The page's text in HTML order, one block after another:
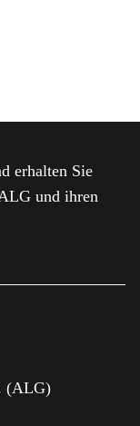
erhalten Sie
und ihren
(ALG)